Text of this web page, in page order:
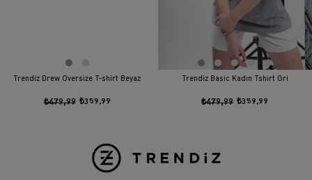
Trendiz Drew Oversize T-shirt Beyaz
₺359,99
₺479,99
Trendiz Basic Kadın Tshirt Gri
₺359,99
₺479,99